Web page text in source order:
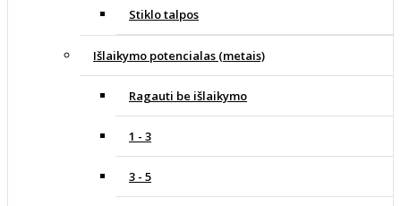
Stiklo talpos
Išlaikymo potencialas (metais)
Ragauti be išlaikymo
1 - 3
3 - 5